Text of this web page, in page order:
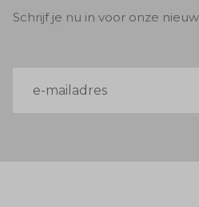
Schrijf je nu in voor onze
mailadres